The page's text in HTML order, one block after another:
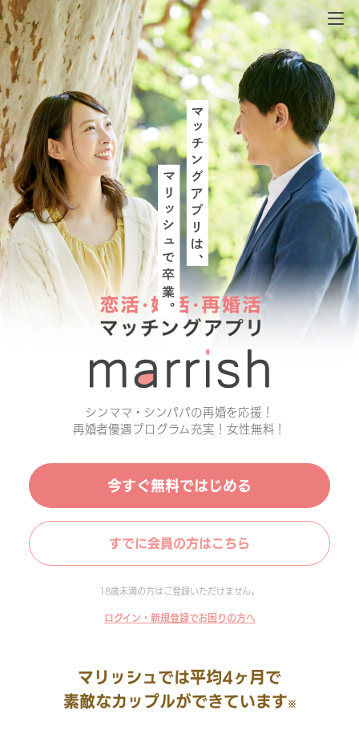
シンママ・シンパパの再婚を応援！
再婚者優遇プログラム充実！女性無料！
今すぐ無料ではじめる
すでに会員の方はこちら
18歳未満の方はご登録いただけません。
ログイン・新規登録でお困りの方へ
マリッシュでは平均4ヶ月で
素敵なカップルができています※